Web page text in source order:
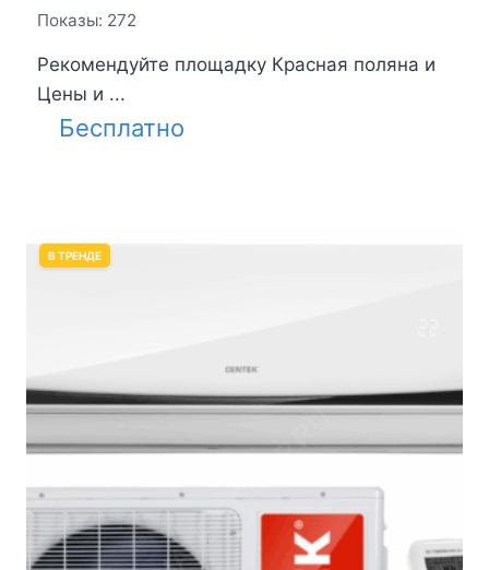
Показы: 272
Рекомендуйте площадку Красная поляна и
Цены и ...
Бесплатно
В ТРЕНДЕ